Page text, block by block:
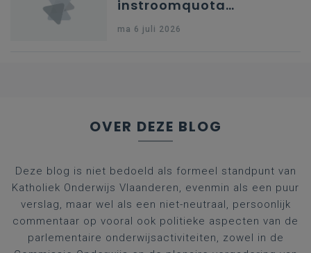
instroomquota
federale RIZIV-
ma 6 juli 2026
OVER DEZE BLOG
Deze blog is niet bedoeld als formeel standpunt van
Katholiek Onderwijs Vlaanderen, evenmin als een puur
verslag, maar wel als een niet-neutraal, persoonlijk
commentaar op vooral ook politieke aspecten van de
parlementaire onderwijsactiviteiten, zowel in de